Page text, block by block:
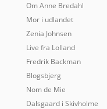
Om Anne Bredahl
Mor i udlandet
Zenia Johnsen
Live fra Lolland
Fredrik Backman
Blogsbjerg
Nom de Mie
Dalsgaard i Skivholme